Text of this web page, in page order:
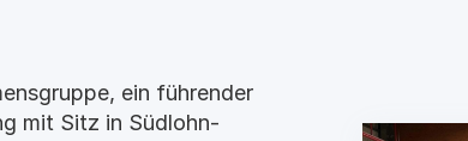
ein führender
mit Sitz in Südlohn-